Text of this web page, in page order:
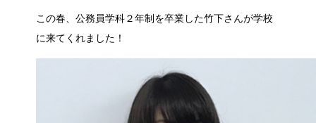
この春、公務員学科２年制を卒業した竹下さんが学校
に来てくれました！